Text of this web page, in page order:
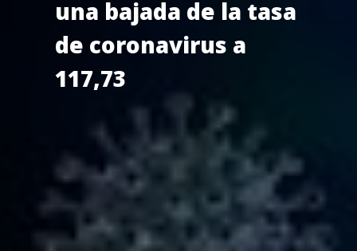
una bajada de la tasa
de coronavirus a
117,73